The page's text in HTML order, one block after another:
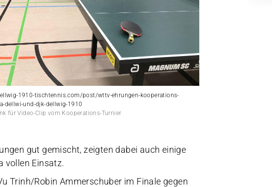
1910-tischtennis.com/post/wttv-ehrungen-kooperations-
dellwi-und-djk-dellwig-1910
für Video-Clip vom Kooperations-Turnier
gut gemischt, zeigten dabei auch einige
vollen Einsatz.
Trinh/Robin Ammerschuber im Finale gegen